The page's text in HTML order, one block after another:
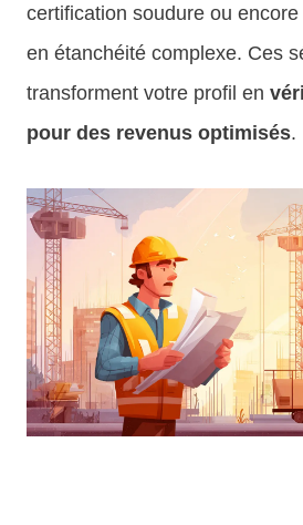
certification soudure ou
en étanchéité complexe. Ces
transforment votre profil en
pour des revenus optimisés.